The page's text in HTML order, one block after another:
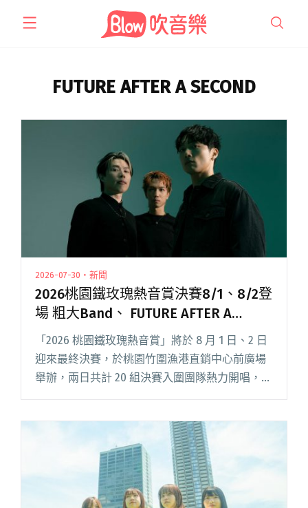
FUTURE AFTER A SECOND
2026-07-30・新聞
2026桃園鐵玫瑰熱音賞決賽8/1、8/2登
場 粗大Band、 FUTURE AFTER A
SECOND擔任演出嘉賓
「2026 桃園鐵玫瑰熱音賞」將於 8 月 1 日、2 日
迎來最終決賽，於桃園竹圍漁港直銷中心前廣場
舉辦，兩日共計 20 組決賽入圍團隊熱力開唱，今
年特別邀請金獎人氣樂團 𝐅𝐔𝐓𝐔𝐑𝐄 𝐀𝐅𝐓𝐄𝐑 𝐀
園鐵玫瑰熱音賞決賽8/1、8/2登場 粗大Band、
FUTURE AFTER A SECOND擔任演出嘉賓"